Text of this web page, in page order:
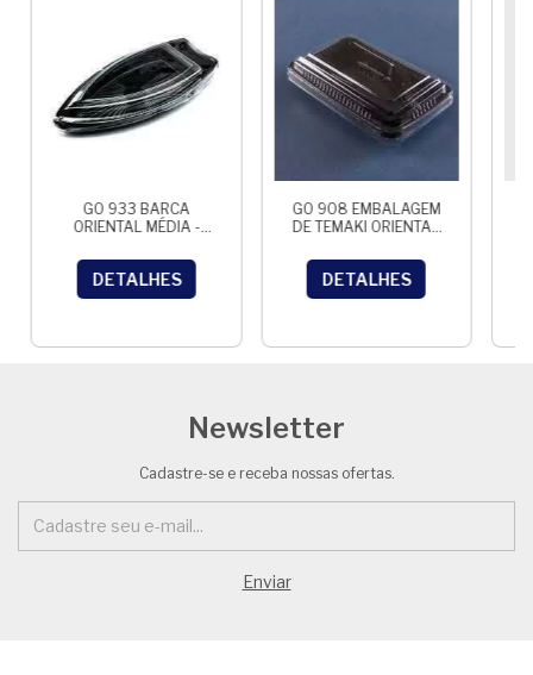
GO 933 BARCA
ORIENTAL MÉDIA -
DETALHES
GO 908 EMBALAGEM
DE TEMAKI ORIENTAL
DETALHES
Newsletter
Cadastre-se e receba nossas ofertas.